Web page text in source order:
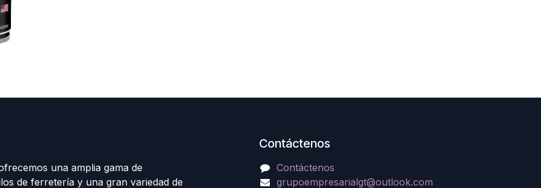
una amplia gama de
de ferretería y una gran variedad de
Contáctenos
Contáctenos
grupoempresarialgt@outlook.com